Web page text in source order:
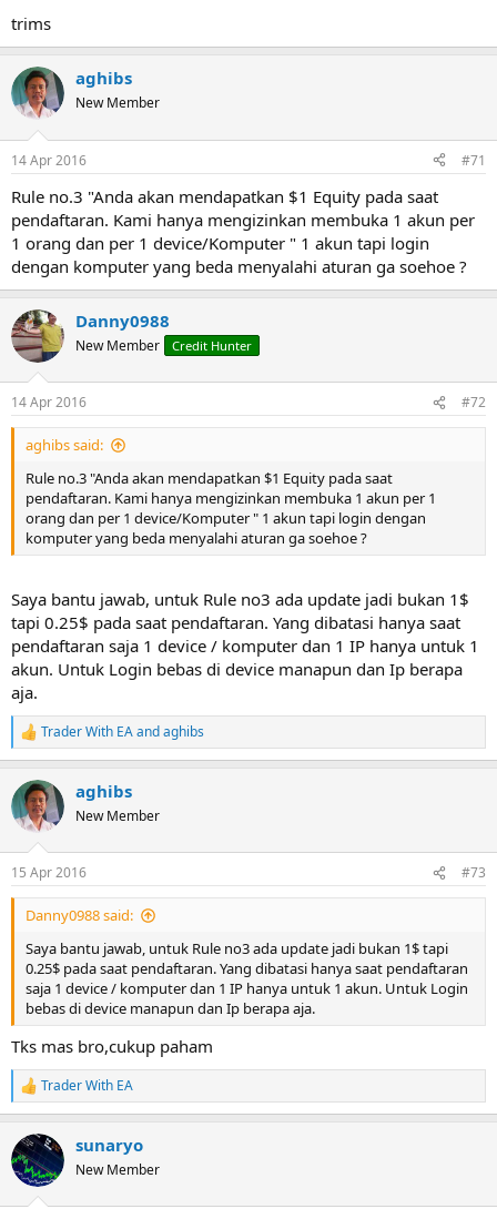
trims
aghibs
New Member
14 Apr 2016 #71
Rule no.3 "Anda akan mendapatkan $1 Equity pada saat
pendaftaran. Kami hanya mengizinkan membuka 1 akun per
1 orang dan per 1 device/Komputer " 1 akun tapi login
dengan komputer yang beda menyalahi aturan ga soehoe ?
Danny0988
New Member Credit Hunter
14 Apr 2016 #72
aghibs said:
Rule no.3 "Anda akan mendapatkan $1 Equity pada saat
pendaftaran. Kami hanya mengizinkan membuka 1 akun per 1
orang dan per 1 device/Komputer " 1 akun tapi login dengan
komputer yang beda menyalahi aturan ga soehoe ?
Saya bantu jawab, untuk Rule no3 ada update jadi bukan 1$
tapi 0.25$ pada saat pendaftaran. Yang dibatasi hanya saat
pendaftaran saja 1 device / komputer dan 1 IP hanya untuk 1
akun. Untuk Login bebas di device manapun dan Ip berapa
aja.
R
e
c
t
i
s
:
Trader With EAandaghibs
aghibs
New Member
15 Apr 2016 #73
Danny0988 said:
Saya bantu jawab, untuk Rule no3 ada update jadi bukan 1$ tapi
0.25$ pada saat pendaftaran. Yang dibatasi hanya saat pendaftaran
saja 1 device / komputer dan 1 IP hanya untuk 1 akun. Untuk Login
bebas di device manapun dan Ip berapa aja.
Tks mas bro,cukup paham
R
e
c
t
i
Trader With EA
sunaryo
New Member